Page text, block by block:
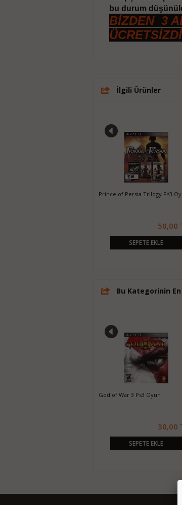
bu durum
BİZDEN 3
İlgili Ürünler
Prince of Persia Trilogy Ps3
50,00
SEPETE EKLE
Bu Kategorinin
God of War 3 Ps3 Oyun
30,00
SEPETE EKLE